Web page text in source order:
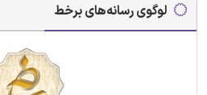
لوگوی رسانه‌های برخط